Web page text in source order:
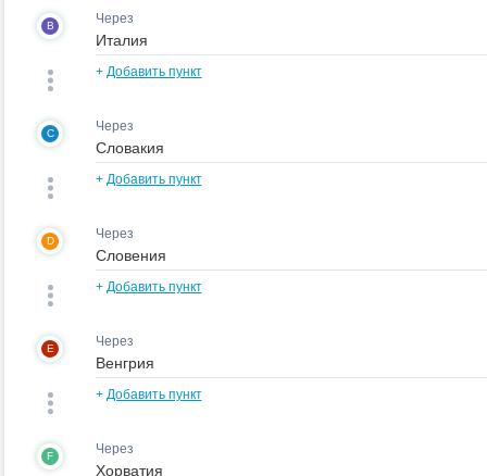
B Через
+ Добавить пункт
C Через
+ Добавить пункт
D Через
+ Добавить пункт
E Через
+ Добавить пункт
F Через